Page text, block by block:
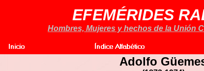
EFEMÉRIDES
Hombres, Mujeres y hechos de la Unión
Adolfo